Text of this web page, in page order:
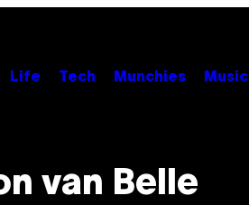
Life Tech Munchies Music
van Belle